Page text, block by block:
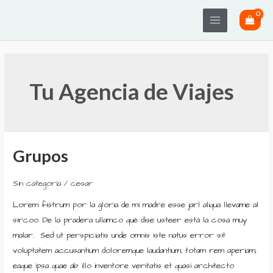
Main
Menu
Tu Agencia de Viajes
Grupos
Sin categoría /cesar
Lorem fistrum por la gloria de mi madre esse jarl aliqua llevame al
sircoo. De la pradera ullamco qué dise usteer está la cosa muy
malar. Sed ut perspiciatis unde omnis iste natus error sit
voluptatem accusantium doloremque laudantium, totam rem aperiam,
eaque ipsa quae ab illo inventore veritatis et quasi architecto
Grupos